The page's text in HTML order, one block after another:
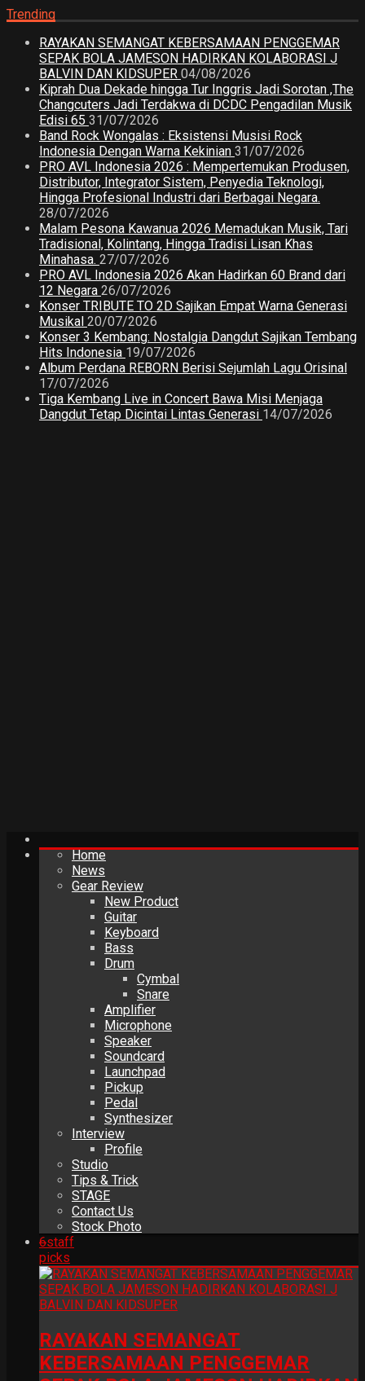
Trending
RAYAKAN SEMANGAT KEBERSAMAAN PENGGEMAR
SEPAK BOLA JAMESON HADIRKAN KOLABORASI J
BALVIN DAN KIDSUPER 04/08/2026
Kiprah Dua Dekade hingga Tur Inggris Jadi Sorotan ,The
Changcuters Jadi Terdakwa di DCDC Pengadilan Musik
Edisi 65 31/07/2026
Band Rock Wongalas : Eksistensi Musisi Rock
Indonesia Dengan Warna Kekinian 31/07/2026
PRO AVL Indonesia 2026 : Mempertemukan Produsen,
Distributor, Integrator Sistem, Penyedia Teknologi,
Hingga Profesional Industri dari Berbagai Negara.
28/07/2026
Malam Pesona Kawanua 2026 Memadukan Musik, Tari
Tradisional, Kolintang, Hingga Tradisi Lisan Khas
Minahasa. 27/07/2026
PRO AVL Indonesia 2026 Akan Hadirkan 60 Brand dari
12 Negara 26/07/2026
Konser TRIBUTE TO 2D Sajikan Empat Warna Generasi
Musikal 20/07/2026
Konser 3 Kembang: Nostalgia Dangdut Sajikan Tembang
Hits Indonesia 19/07/2026
Album Perdana REBORN Berisi Sejumlah Lagu Orisinal
17/07/2026
Tiga Kembang Live in Concert Bawa Misi Menjaga
Dangdut Tetap Dicintai Lintas Generasi 14/07/2026
Home
News
Gear Review
New Product
Guitar
Keyboard
Bass
Drum
Cymbal
Snare
Amplifier
Microphone
Speaker
Soundcard
Launchpad
Pickup
Pedal
Synthesizer
Interview
Profile
Studio
Tips & Trick
STAGE
Contact Us
Stock Photo
6staff
picks
RAYAKAN SEMANGAT
KEBERSAMAAN PENGGEMAR